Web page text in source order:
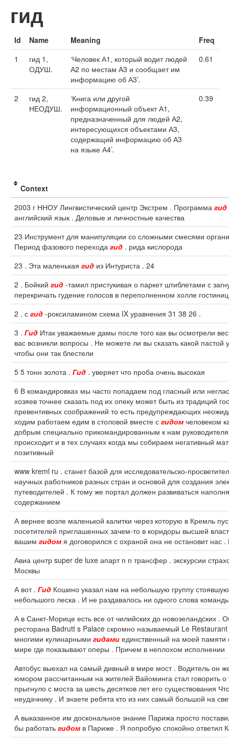
гид
Id Name Meaning
Freq
1
гид 1,
ОДУШ.
‘Человек А1, который водит людей
А2 по местам А3 и сообщает им
информацию об А3’.
0.61
2
гид 2,
НЕОДУШ.
‘Книга или другой
информационный объект А1,
предназначенный для людей А2,
интересующихся объектами А3,
содержащий информацию об А3
на языке А4’.
0.39
Context
2003 г ННОУ Лингвистический центр Экстрем . Программа гид
английский язык . Деловые и личностные качества
23 Инструмент для манипуляции со сложными смесями
Период фазового перехода гид . рида кислорода
23 . Эта маленькая гид из Интуриста . 24
2 . Бойкий гид -тамил пристукивая о паркет штиблетами с
перекричать гудение голосов в переполненном холле
2 . с гид -роксиламином схема IX уравнения 31 38 26 .
3 . Гид Итак уважаемые дамы после того как вы осмотрели
вас возникли вопросы . Не можете ли вы сказать какой пастой
чтобы они так блестели
5 5 тонн золота . Гид . уверяет что проба очень высокая
6 В командировках мы часто попадаем под гласный или
хозяев точнее сказать под их опеку может быть из традиций
превентивных соображений то есть предупреждающих
ходим работаем едим в столовой вместе с гидом человеком
добрым специально прикомандированным к нам
происходит и в тех случаях когда мы собираем негативный
позитивный
www kreml ru . станет базой для исследовательско-
научных работников разных стран и основой для создания
путеводителей . К тому же портал должен развиваться
содержанием
А вернее возле маленькой калитки через которую в Кремль
посетителей приглашенных зачем-то в коридоры высшей
вашим гидом я договорился с охраной она не остановит нас
Авиа центр super de luxe апарт п п трансфер . экскурсии
Москвы
А вот . Гид Кошино указал нам на небольшую группу
небольшого леска . И не раздавалось ни одного слова
А в Санкт-Морице есть все от чилийских до новозеландских .
ресторана Badrutt s Palace скромно называемый Le Restaurant
многими кулинарными гидами единственный на моей памяти
мире где показывают оперы . Причем в неплохом исполнении
Автобус выехал на самый дивный в мире мост . Водитель он
юмором рассчитанным на жителей Вайоминга стал говорить о
прыгнуло с моста за шесть десятков лет его существования
неудачнику . И знаете ребята кто из них самый большой на
А выказанное им доскональное знание Парижа просто
бы работать гидом в Париже . Я попробую спокойно ответил